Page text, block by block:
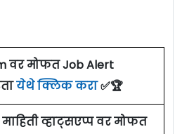
वर मोफत Job Alert
येथे क्लिक करा✅🏆
व्हाट्सएप्प वर मोफत